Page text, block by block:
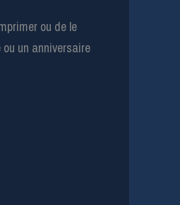
ou de le
un anniversaire